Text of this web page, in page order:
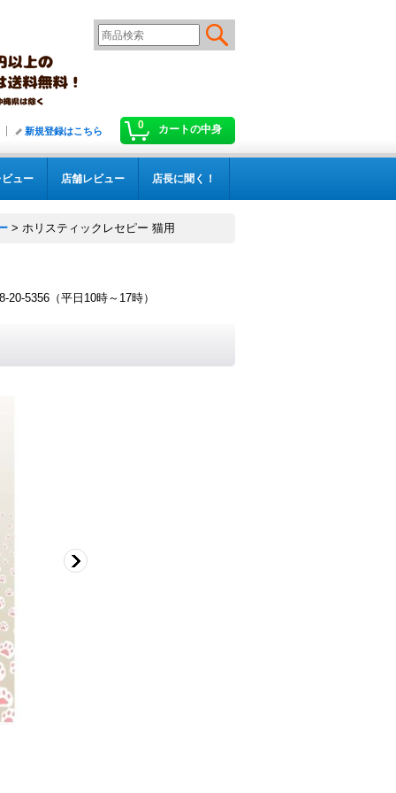
0 カートの中身
新規登録はこちら
ュー 店舗レビュー 店長に聞く！
> ホリスティックレセピー 猫用
5356（平日10時～17時）